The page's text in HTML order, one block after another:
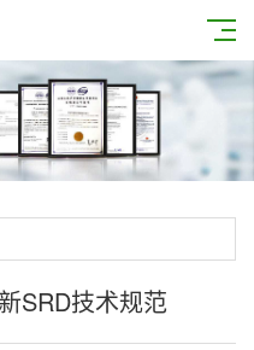
SRD技术规范